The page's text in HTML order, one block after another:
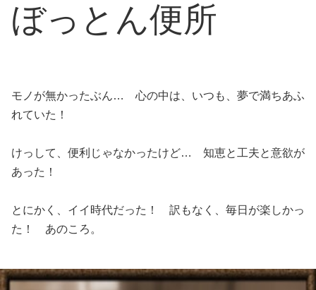
ぼっとん便所
モノが無かったぶん… 心の中は、いつも、夢で満ちあふ
れていた！
けっして、便利じゃなかったけど… 知恵と工夫と意欲が
あった！
とにかく、イイ時代だった！ 訳もなく、毎日が楽しかっ
た！ あのころ。